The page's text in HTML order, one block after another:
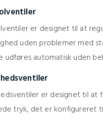
er designet til at
uden problemer med
udføres automatisk uden
er designet til
tryk, det er konfigureret